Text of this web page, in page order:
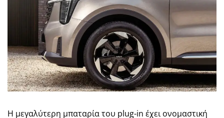
Η μεγαλύτερη μπαταρία του plug-in έχει ονομαστική